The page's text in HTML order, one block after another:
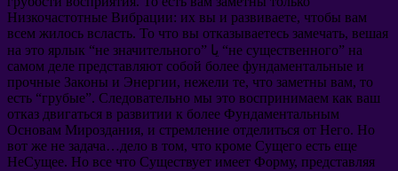
Низкочастотные Вибрации: их вы и развиваете, чтобы вам
всем жилось всласть. То что вы отказываетесь замечать, вешая
на это ярлык “не значительного ” يا “не существенного” на
самом деле представляют собой более фундаментальные и
прочные Законы и Энергии, нежели те, что заметны вам, то
есть “грубые”. Следовательно мы это воспринимаем как ваш
отказ двигаться в развитии к более Фундаментальным
Основам Мироздания, и стремление отделиться от Него. Но
вот же не задача…дело в том, что кроме Сущего есть еще
НеСущее. Но все что Существует имеет Форму, представляя